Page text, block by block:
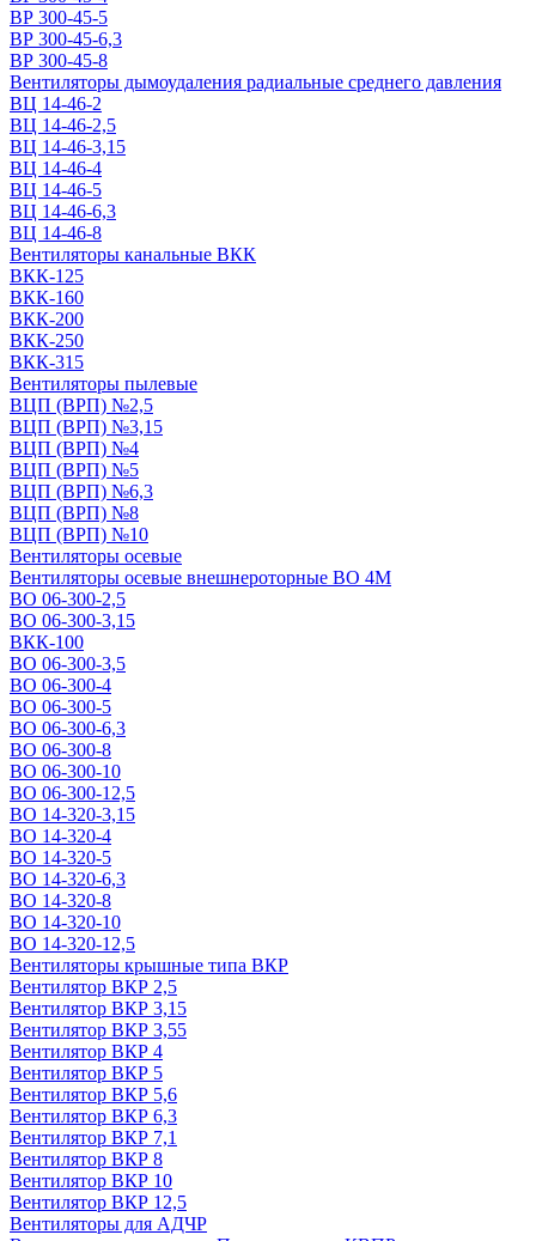
ВР 300-45-5
ВР 300-45-6,3
ВР 300-45-8
Вентиляторы дымоудаления радиальные среднего давления
ВЦ 14-46-2
ВЦ 14-46-2,5
ВЦ 14-46-3,15
ВЦ 14-46-4
ВЦ 14-46-5
ВЦ 14-46-6,3
ВЦ 14-46-8
Вентиляторы канальные ВКК
ВКК-125
ВКК-160
ВКК-200
ВКК-250
ВКК-315
Вентиляторы пылевые
ВЦП (ВРП) №2,5
ВЦП (ВРП) №3,15
ВЦП (ВРП) №4
ВЦП (ВРП) №5
ВЦП (ВРП) №6,3
ВЦП (ВРП) №8
ВЦП (ВРП) №10
Вентиляторы осевые
Вентиляторы осевые внешнероторные ВО 4М
ВО 06-300-2,5
ВО 06-300-3,15
ВКК-100
ВО 06-300-3,5
ВО 06-300-4
ВО 06-300-5
ВО 06-300-6,3
ВО 06-300-8
ВО 06-300-10
ВО 06-300-12,5
ВО 14-320-3,15
ВО 14-320-4
ВО 14-320-5
ВО 14-320-6,3
ВО 14-320-8
ВО 14-320-10
ВО 14-320-12,5
Вентиляторы крышные типа ВКР
Вентилятор ВКР 2,5
Вентилятор ВКР 3,15
Вентилятор ВКР 3,55
Вентилятор ВКР 4
Вентилятор ВКР 5
Вентилятор ВКР 5,6
Вентилятор ВКР 6,3
Вентилятор ВКР 7,1
Вентилятор ВКР 8
Вентилятор ВКР 10
Вентилятор ВКР 12,5
Вентиляторы для АДЧР